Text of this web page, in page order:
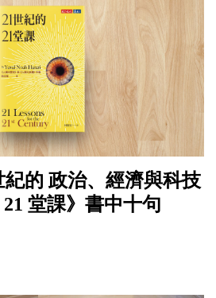
的 政治、經濟與科技
堂課》書中十句